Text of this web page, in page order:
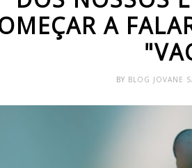
A
BY BLOG JOVANE